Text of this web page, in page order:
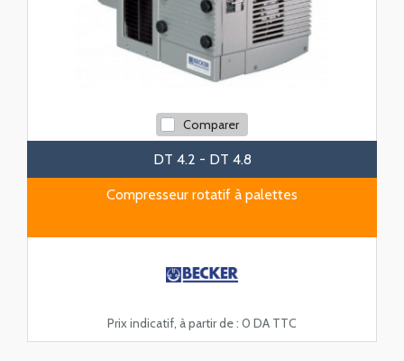
Comparer
DT 4.2 - DT 4.8
Compresseur rotatif à palettes
Prix indicatif, à partir de : 0 DA TTC